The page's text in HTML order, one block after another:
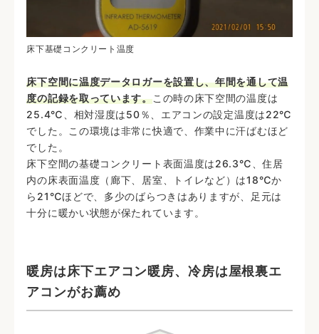
床下基礎コンクリート温度
床下空間に温度データロガーを設置し、年間を通して温
度の記録を取っています。この時の床下空間の温度は
25.4℃、相対湿度は50％、エアコンの設定温度は22℃
でした。この環境は非常に快適で、作業中に汗ばむほど
でした。
床下空間の基礎コンクリート表面温度は26.3℃、住居
内の床表面温度（廊下、居室、トイレなど）は18℃か
ら21℃ほどで、多少のばらつきはありますが、足元は
十分に暖かい状態が保たれています。
暖房は床下エアコン暖房、冷房は屋根裏エ
アコンがお薦め